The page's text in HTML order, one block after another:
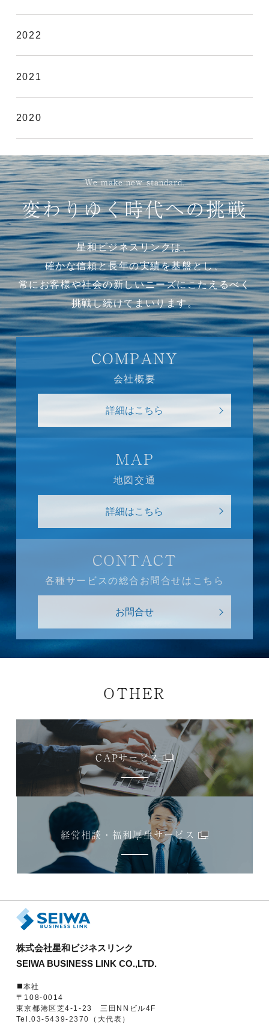
2022
2021
2020
We make new standard.
変わりゆく時代への挑戦
星和ビジネスリンクは、
確かな信頼と長年の実績を基盤とし、
常にお客様や社会の新しいニーズにこたえるべく
挑戦し続けてまいります。
COMPANY
会社概要
詳細はこちら
MAP
地図交通
詳細はこちら
CONTACT
各種サービスの総合お問合せはこちら
お問合せ
OTHER
CAPサービス
経営相談・福利厚生サービス
株式会社星和ビジネスリンク
SEIWA BUSINESS LINK CO.,LTD.
本社
〒108-0014
東京都港区芝4-1-23 三田NNビル4F
Tel.03-5439-2370 （大代表）